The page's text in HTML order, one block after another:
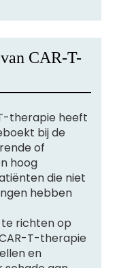
CAR-T-
therapie heeft
bij de
of
hoog
die niet
hebben
richten op
T-therapie
en